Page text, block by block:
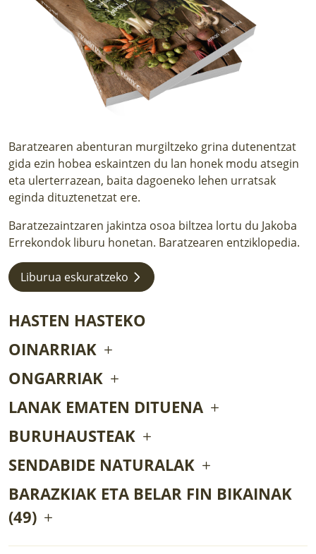
LURRAREN AGENDA
Baratzearen abenturan murgiltzeko grina dutenentzat
gida ezin hobea eskaintzen du lan honek modu atsegin
eta ulerterrazean, baita dagoeneko lehen urratsak
eginda dituztenetzat ere.
Baratzezaintzaren jakintza osoa biltzea lortu du Jakoba
Errekondok liburu honetan. Baratzearen entziklopedia.
Liburua eskuratzeko
HASTEN HASTEKO
OINARRIAK
ONGARRIAK
LANAK EMATEN DITUENA
BURUHAUSTEAK
SENDABIDE NATURALAK
BARAZKIAK ETA BELAR FIN BIKAINAK
(49)